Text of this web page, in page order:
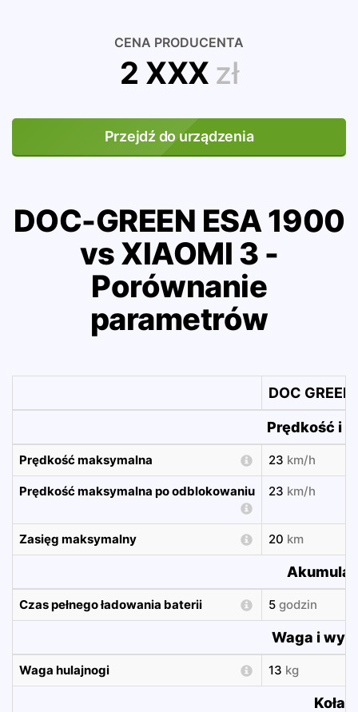
CENA PRODUCENTA
2 XXX zł
Przejdź do urządzenia
DOC-GREEN ESA 1900
vs XIAOMI 3 -
Porównanie
parametrów
DOC
Prędkość i
Prędkość maksymalna 23 km/h
Prędkość maksymalna po odblokowaniu 23 km/h
Zasięg maksymalny 20 km
Czas pełnego ładowania baterii 5 godzin
Waga i
Waga hulajnogi 13 kg
Koła